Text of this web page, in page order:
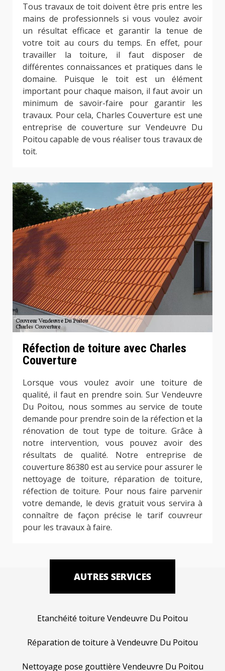
Tous travaux de toit doivent être pris entre les
mains de professionnels si vous voulez avoir
un résultat efficace et garantir la tenue de
votre toit au cours du temps. En effet, pour
travailler la toiture, il faut disposer de
différentes connaissances et pratiques dans le
domaine. Puisque le toit est un élément
important pour chaque maison, il faut avoir un
minimum de savoir-faire pour garantir les
travaux. Pour cela, Charles Couverture est une
entreprise de couverture sur Vendeuvre Du
Poitou capable de vous réaliser tous travaux de
toit.
Réfection de toiture avec Charles
Couverture
Lorsque vous voulez avoir une toiture de
qualité, il faut en prendre soin. Sur Vendeuvre
Du Poitou, nous sommes au service de toute
demande pour prendre soin de la réfection et la
rénovation de tout type de toiture. Grâce à
notre intervention, vous pouvez avoir des
résultats de qualité. Notre entreprise de
couverture 86380 est au service pour assurer le
nettoyage de toiture, réparation de toiture,
réfection de toiture. Pour nous faire parvenir
votre demande, le devis gratuit vous servira à
connaître de façon précise le tarif couvreur
pour les travaux à faire.
AUTRES SERVICES
Etanchéité toiture Vendeuvre Du Poitou
Réparation de toiture à Vendeuvre Du Poitou
Nettoyage pose gouttière Vendeuvre Du Poitou